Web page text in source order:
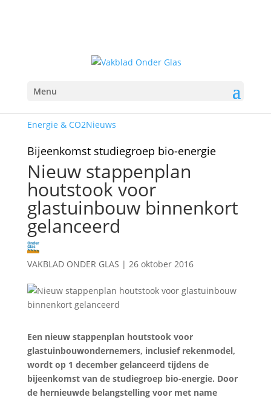
Menu
Energie & CO2Nieuws
Bijeenkomst studiegroep bio-energie
Nieuw stappenplan
houtstook voor
glastuinbouw binnenkort
gelanceerd
VAKBLAD ONDER GLAS | 26 oktober 2016
Een nieuw stappenplan houtstook voor
glastuinbouwondernemers, inclusief rekenmodel,
wordt op 1 december gelanceerd tijdens de
bijeenkomst van de studiegroep bio-energie. Door
de hernieuwde belangstelling voor met name